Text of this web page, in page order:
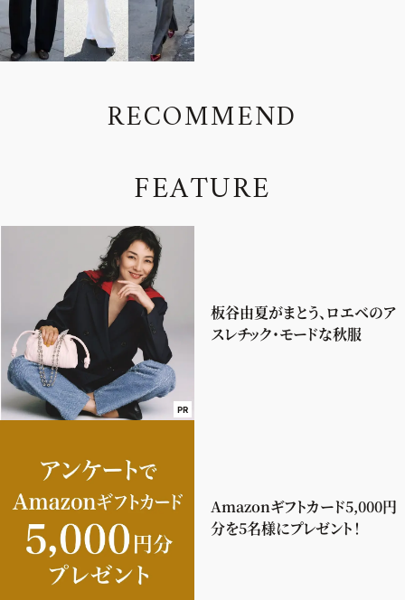
RECOMMEND
FEATURE
PR
板谷由夏がまとう、ロエベのア
スレチック・モードな秋服
Amazonギフトカード5,000円
分を5名様にプレゼント！